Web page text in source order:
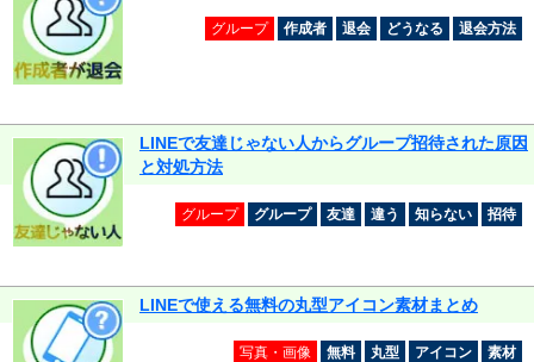
グループ 作成者 退会 どうなる 退会方法
LINEで友達じゃない人からグループ招待された原因
と対処方法
グループ グループ 友達 違う 知らない 招待
LINEで使える無料の丸型アイコン素材まとめ
写真・画像 無料 丸型 アイコン 素材